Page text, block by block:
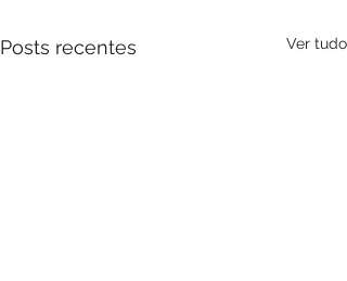
Posts recentes Ver tudo